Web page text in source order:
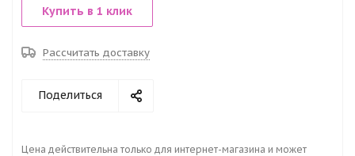
Купить в 1 клик
Рассчитать доставку
Поделиться
Цена действительна только для интернет-магазина и может